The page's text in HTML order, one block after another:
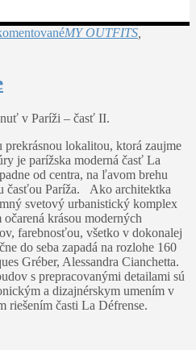
MY OUTFITS
v Paríži – časť II.
lokalitou, ktorá zaujme
je parížska moderná časť La
od centra, na ľavom brehu
časťou Paríža. Ako architektka
svetový urbanistický komplex
krásou moderných
farebnosťou, všetko v dokonalej
do seba zapadá na rozlohe 160
Gréber, Alessandra Cianchetta.
s prepracovanými detailami sú
a dizajnérskym umením v
riešením časti La Défrense.